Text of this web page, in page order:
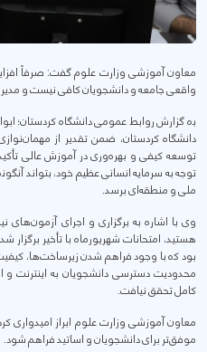
معاون آموزشی وزارت علوم گفت: صرفاً
واقعی جامعه و دانشجویان کافی نیست و
بە گزارش روابط عمومی دانشگاە کردستان؛
دانشگاە کردستان، ضمن تقدیر از
توسعه کیفی و بهره‌وری در آموزش عالی تأکید
توجه به سرمایه انسانی عظیم خود، بتواند
ملی و منطقه‌ای برسد.
وی با اشاره به برگزاری و اجرای
هستید، امتحانات شهریورماه با تأخیر
بود کە با وجود فراهم شدن زیرساخت‌ها،
محدودیت دسترسی دانشجویان به اینترنت
کامل تحقق نیافت.
معاون آموزشی وزارت علوم ابراز امیدواری کرد
موفق‌تر برای دانشجویان و اساتید فراهم شود.